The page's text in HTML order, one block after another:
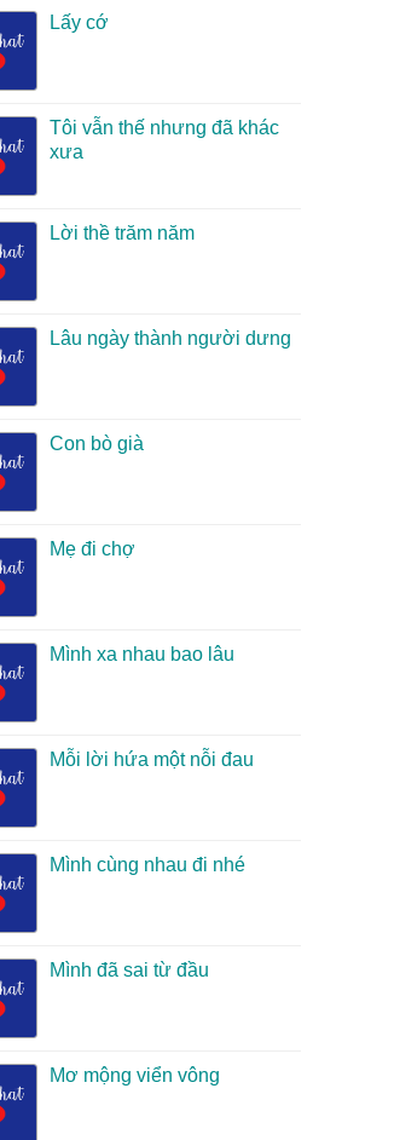
Lấy cớ
Tôi vẫn thế nhưng đã khác
xưa
Lời thề trăm năm
Lâu ngày thành người dưng
Con bò già
Mẹ đi chợ
Mình xa nhau bao lâu
Mỗi lời hứa một nỗi đau
Mình cùng nhau đi nhé
Mình đã sai từ đầu
Mơ mộng viển vông